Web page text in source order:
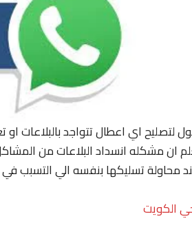
لتصليح اي اعطال تتواجد بالبلاعات او
ان مشكله انسداد البلاعات من
محاولة تسليكها بنفسه الي التسبب
الكويت